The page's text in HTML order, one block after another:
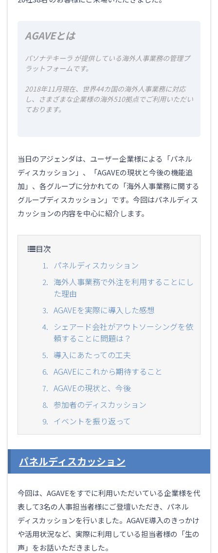
トレーナー
その他
サークレイスについて
社長メッセージ
イベント
サークレイス情報
AGAVEとは
パソナテキーラ が提供している海外人事業務の管理プ
ラットフォームです。
2018年11月現在、世界44カ国の海外人事業務に対応
し、さまざまな企業様の海外510拠点でご利用いただい
ております。
当日のアジェンダは、ユーザー企業様による「パネル
ディスカッション」、「AGAVEの現状と今後の機能追
加」、各グループに分かれての「海外人事業務に関する
グループディスカッション」です。今回はパネルディス
カッションの内容を中心に紹介します。
目次
パネルディスカッション
海外人事業務で外注を利用することにし
た理由
AGAVEを実際に導入した感想
シェアード会社がアウトソーシングを依
頼することに問題は？
導入にあたっての工夫
AGAVEにこれから期待すること
AGAVEの現状と、今後
参加者のディスカッション
イベントを振り返って
パネルディスカッション
今回は、AGAVEをすでに利用いただいている企業様を代
表して3名の人事担当者様にご登壇いただき、パネル
ディスカッションを行いました。AGAVE導入のきっかけ
や活用状況など、実際に利用している担当者様の「生の
声」をお話いただきました。